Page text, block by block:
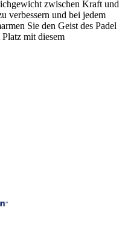
zwischen Kraft und
verbessern und bei jedem
Sie den Geist des Padel
mit diesem